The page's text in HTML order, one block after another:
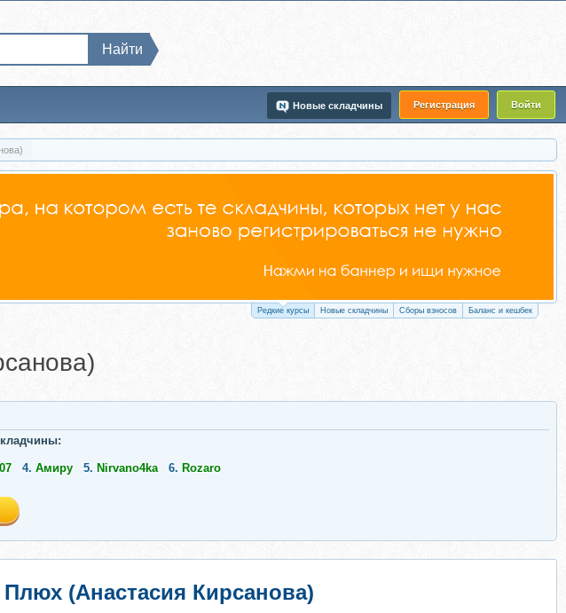
Регистрация Войти
Новые складчины
Найти
Редкие курсы Новые складчины Сборы взносов Баланс и кешбек
4. Амиру 5. Nirvano4ka 6. Rozaro
(Анастасия Кирсанова)